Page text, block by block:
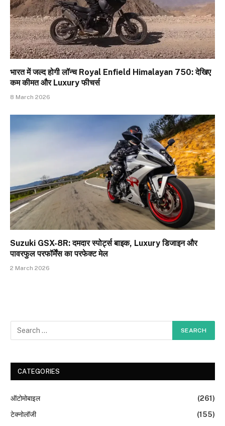
भारत में जल्द होगी लॉन्च Royal Enfield Himalayan 750: देखिए
कम कीमत और Luxury फीचर्स
8 March 2026
Suzuki GSX-8R: दमदार स्पोर्ट्स बाइक, Luxury डिजाइन और
पावरफुल परफॉर्मेंस का परफेक्ट मेल
2 March 2026
CATEGORIES
ऑटोमोबाइल
(261)
टेक्नोलॉजी
(155)